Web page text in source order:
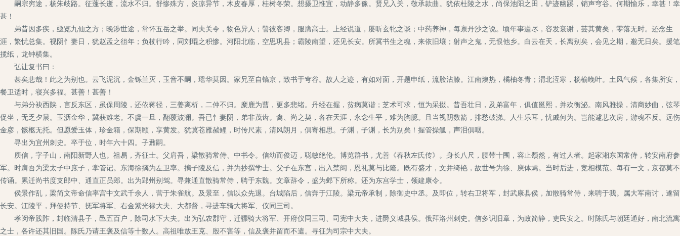
嗣宗穷途，杨朱歧路。征蓬长逝，流水不归。舒惨殊方，炎凉异节，木皮春厚，桂树冬荣。想摄卫惟宜，动静多豫。贤兄入关，敬承款曲。犹依杜陵之水，尚保池阳之田，铲迹幽蹊，销声穹谷。何期愉乐，幸甚！幸
甚！
弟昔因多疾，亟览九仙之方；晚涉世途，常怀五岳之举。同夫关令，物色异人；譬彼客卿，服膺高士。上经说道，屡听玄牝之谈；中药养神，每禀丹沙之说。顷年事遒尽，容发衰谢，芸其黄矣，零落无时。还念生
涯，繁忧总集。视阴忄妻日，犹赵孟之徂年；负杖行吟，同刘琨之积惨。河阳北临，空思巩县；霸陵南望，还见长安。所冀书生之魂，来依旧壤；射声之鬼，无恨他乡。白云在天，长离别矣，会见之期，邈无日矣。援笔
揽纸，龙钟横集。
弘让复书曰：
甚矣悲哉！此之为别也。云飞泥沉，金铄兰灭，玉音不嗣，瑶华莫因。家兄至自镐京，致书于穹谷。故人之迹，有如对面，开题申纸，流脸沾膝。江南燠热，橘柚冬青；渭北沍寒，杨榆晚叶。土风气候，各集所安，
餐卫适时，寝兴多福。甚善！甚善！
与弟分袂西陕，言反东区，虽保周陵，还依蒋径，三姜离析，二仲不归。糜鹿为曹，更多悲绪。丹经在握，贫病莫谐；芝术可求，恒为采掇。昔吾壮日，及弟富年，俱值邕熙，并欢衡泌。南风雅操，清商妙曲，弦琴
促坐，无乏夕晨。玉沥金华，冀获难老。不虞一旦，翻覆波澜。吾已忄妻阴，弟非茂齿。禽、尚之契，各在天涯，永念生平，难为胸臆。且当视阴数箭，排愁破涕。人生乐耳，忧戚何为。岂能遽悲次房，游魂不反。远伤
金彦，骸柩无托。但愿爱玉体，珍金箱，保期颐，享黄发。犹冀苍雁赪鲤，时传尺素，清风朗月，俱寄相思。子渊，子渊，长为别矣！握管操觚，声泪俱咽。
寻出为宜州刺史。卒于位，时年六十四。子鼐嗣。
庾信，字子山，南阳新野人也。祖易，齐征士。父肩吾，梁散骑常侍、中书令。信幼而俊迈，聪敏绝伦。博览群书，尤善《春秋左氏传》。身长八尺，腰带十围，容止颓然，有过人者。起家湘东国常侍，转安南府参
军。时肩吾为梁太子中庶子，掌管记。东海徐摛为左卫率。摛子陵及信，并为抄撰学士。父子在东宫，出入禁闼，恩礼莫与比隆。既有盛才，文并绮艳，故世号为徐、庾体焉。当时后进，竞相模范。每有一文，京都莫不
传诵。累迁尚书度支郎中、通直正员郎。出为郢州别驾。寻兼通直散骑常侍，聘于东魏。文章辞令，盛为邺下所称。还为东宫学士，领建康令。
侯景作乱，梁简文帝命信率宫中文武千余人，营于朱雀航。及景至，信以众先退。台城陷后，信奔于江陵。梁元帝承制，除御史中丞。及即位，转右卫将军，封武康县侯，加散骑常侍，来聘于我。属大军南讨，遂留
长安。江陵平，拜使持节、抚军将军、右金紫光禄大夫、大都督，寻进车骑大将军、仪同三司。
孝闵帝践阼，封临清县子，邑五百户，除司水下大夫。出为弘农郡守，迁骠骑大将军、开府仪同三司、司宪中大夫，进爵义城县侯。俄拜洛州刺史。信多识旧章，为政简静，吏民安之。时陈氏与朝廷通好，南北流寓
之士，各许还其旧国。陈氏乃请王褒及信等十数人。高祖唯放王克、殷不害等，信及褒并留而不遣。寻征为司宗中大夫。